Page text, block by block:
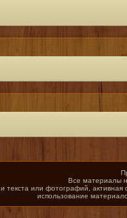
Все материалы
текста или фотографий,
использование